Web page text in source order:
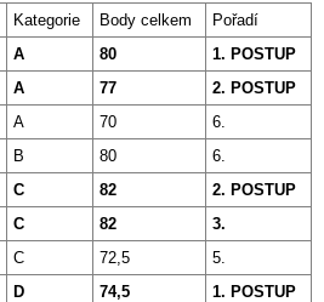
Kategorie Body celkem
Pořadí
A 80
1. POSTUP
A 77
2. POSTUP
A 70
6.
B 80
6.
C 82
2. POSTUP
C 82
3.
C 72,5
5.
D 74,5
1. POSTUP